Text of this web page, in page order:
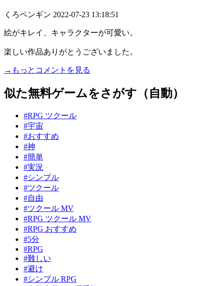
くろペンギン 2022-07-23 13:18:51
絵がキレイ、キャラクターが可愛い。
楽しい作品ありがとうございました。
→もっとコメントを見る
似た無料ゲームをさがす（自動）
#RPG ツクール
#宇宙
#おすすめ
#神
#簡単
#実況
#シンプル
#ツクール
#自由
#ツクール MV
#RPG ツクール MV
#RPG おすすめ
#5分
#RPG
#難しい
#避け
#シンプル RPG